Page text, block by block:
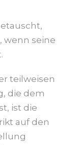
wenn seine
teilweisen
die dem
ist die
auf den